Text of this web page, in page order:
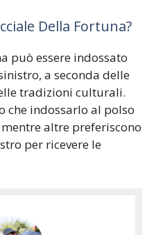
Della Fortuna?
può essere indossato
a seconda delle
tradizioni culturali.
che indossarlo al polso
altre preferiscono
per ricevere le